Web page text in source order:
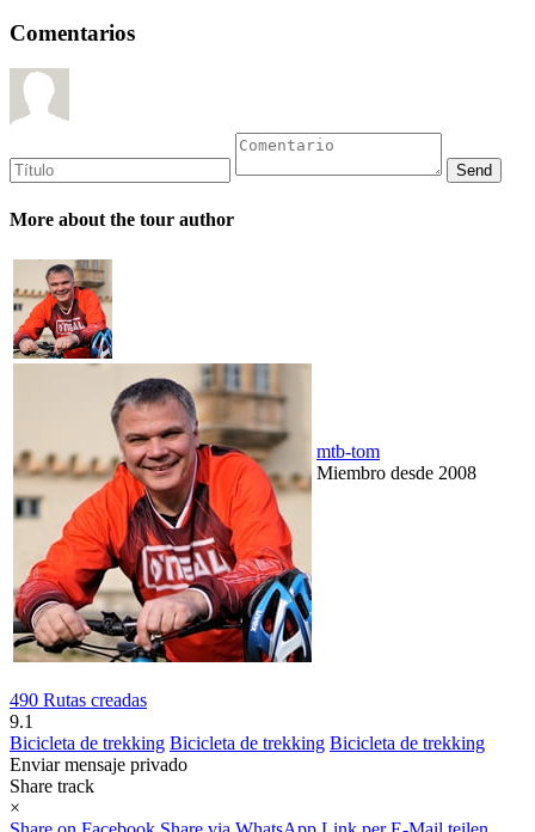
Comentarios
More about the tour author
mtb-tom
Miembro desde 2008
490 Rutas creadas
9.1
Bicicleta de trekking Bicicleta de trekking Bicicleta de trekking
Enviar mensaje privado
Share track
×